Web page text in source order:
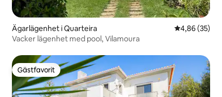
Ägarlägenhet i Quarteira 4,86 av 5 i
4,86 (35)
Vacker lägenhet med pool, Vilamoura
Gästfavorit
Gästfavorit